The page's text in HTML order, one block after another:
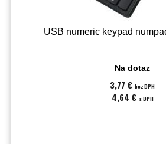
USB numeric keypad
Na dotaz
3,77 € bez DPH
4,64 € s DPH